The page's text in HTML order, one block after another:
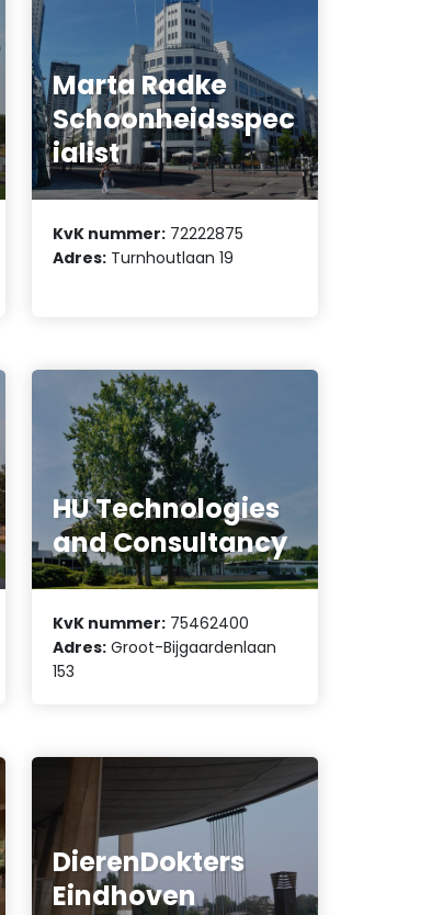
Marta Radke
Schoonheidsspec
ialist
KvK nummer: 72222875
Adres: Turnhoutlaan 19
HU Technologies
and Consultancy
KvK nummer: 75462400
Adres: Groot-Bijgaardenlaan
153
DierenDokters
Eindhoven